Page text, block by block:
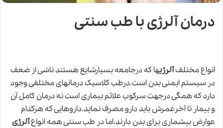
درمان آلرژیباطب سنتی
انواع مختلفآلرژیها که درجامعه بسیارشایع هستند ناشی از ضعف
در سیستم ایمنی بدن است.درطب کلاسیک درمانهای مختلفی وجود
دارد که همگی درجهت سرکوب علائم بیماری است نه درمان کامل آن
و بیمار تا آخرعمرش باید دارو مصرف نماید.داروهایی که هرکدام
عوارض بیشماری برای بدن دارند.اما در طب سنتی همه انواعآلرژی